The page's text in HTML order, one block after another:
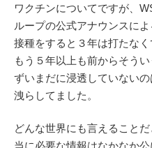
ワクチンについてですが、
ループの公式アナウンスに
接種をすると３年は打たな
もう５年以上も前からそう
ずいまだに浸透していない
洩らしてました。
どんな世界にも言えること
当に必要な情報はなかなか